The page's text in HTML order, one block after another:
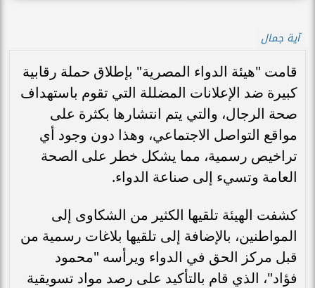
آية جمال
قامت "هيئة الدواء المصرية" بإطلاق حملة رقابية
كبيرة ضد الإعلانات المضللة التي تقوم باستهداف
صحة الرجال، والتي يتم انتشارها بكثرة على
مواقع التواصل الاجتماعي، وهذا دون وجود أي
تراخيص رسمية، مما يشكل خطر على الصحة
العامة وتسيء إلى صناعة الدواء.
كشفت الهيئة تلقيها الكثير من الشكاوى إلى
المواطنين، بالإضافة إلى تلقيها بلاغات رسمية من
قبل مركز الحق في الدواء ويرأسه "محمود
فؤاد"، الذي قام بالتأكيد على رصد مواد تسويقية